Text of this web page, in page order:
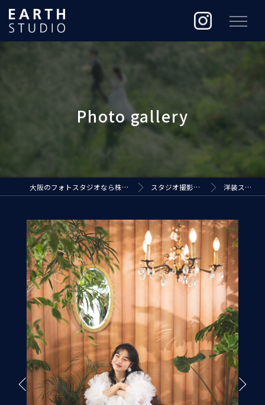
大阪のフォトスタジオなら株式会社ジ・アースプロダクション スタジオ撮影（EARTH STUDIO） 洋装スタジオ撮影